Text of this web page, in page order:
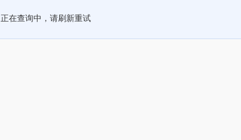
正在查询中，请刷新重试